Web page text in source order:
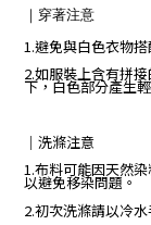
｜ 穿著注意
1.避免與白色衣物
2.如服裝上含有拼
下，白色部分產生
｜ 洗滌注意
1.布料可能因天然
以避免移染問題。
2.初次洗滌請以冷